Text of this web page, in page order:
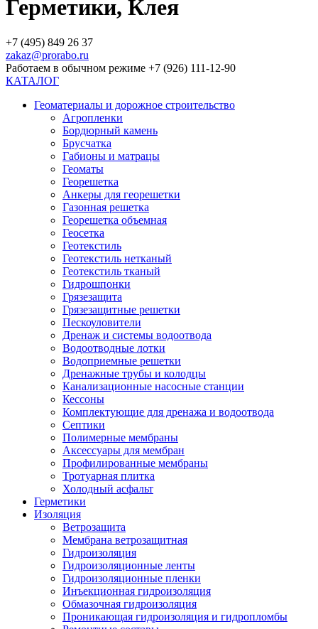
Герметики, Клея
+7 (495) 849 26 37
zakaz@prorabo.ru
Работаем в обычном режиме +7 (926) 111-12-90
КАТАЛОГ
Геоматериалы и дорожное строительство
Агропленки
Бордюрный камень
Брусчатка
Габионы и матрацы
Геоматы
Георешетка
Анкеры для георешетки
Газонная решетка
Георешетка объемная
Геосетка
Геотекстиль
Геотекстиль нетканый
Геотекстиль тканый
Гидрошпонки
Грязезащита
Грязезащитные решетки
Пескоуловители
Дренаж и системы водоотвода
Водоотводные лотки
Водоприемные решетки
Дренажные трубы и колодцы
Канализационные насосные станции
Кессоны
Комплектующие для дренажа и водоотвода
Септики
Полимерные мембраны
Аксессуары для мембран
Профилированные мембраны
Тротуарная плитка
Холодный асфальт
Герметики
Изоляция
Ветрозащита
Мембрана ветрозащитная
Гидроизоляция
Гидроизоляционные ленты
Гидроизоляционные пленки
Инъекционная гидроизоляция
Обмазочная гидроизоляция
Проникающая гидроизоляция и гидропломбы